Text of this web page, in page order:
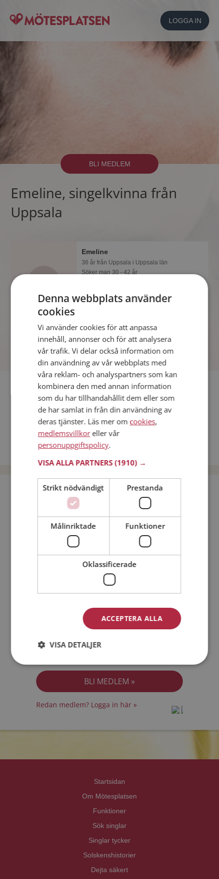
LOGGA IN
BLI MEDLEM
Emeline, singelkvinna från
Uppsala
Emeline
36 år från Uppsala i Uppsala län
Söker man 30 - 42 år
också gör, bli medlem nu för att ta reda
på det och mängder av andra
Fler singlar
Fler singelkvinnor från Uppsala:Anna,Monika,Sonya
Män från Uppsala
Dejta kvinnor i Sverige
Dejta män i Sverige
Bli medlem utan kostnad!
Jag är en: Man Kvinna
Min ålder:
Jag accepterarMedlemsvillkoren
Redan medlem? Logga in här »
Startsidan
Om Mötesplatsen
Funktioner
Sök singlar
Singlar tycker
Solskenshistorier
Dejta säkert
Denna webbplats använder
cookies
Vi använder cookies för att anpassa
innehåll, annonser och för att analysera
vår trafik. Vi delar också information om
din användning av vår webbplats med
våra reklam- och analyspartners som kan
kombinera den med annan information
som du har tillhandahållit dem eller som
de har samlat in från din användning av
deras tjänster. Läs mer om cookies,
medlemsvillkoreller vår
personuppgiftspolicy.
VISA ALLA PARTNERS(1910) →
Strikt nödvändigt Prestanda
Målinriktade Funktioner
Oklassificerade
ACCEPTERA ALLA
VISA DETALJER